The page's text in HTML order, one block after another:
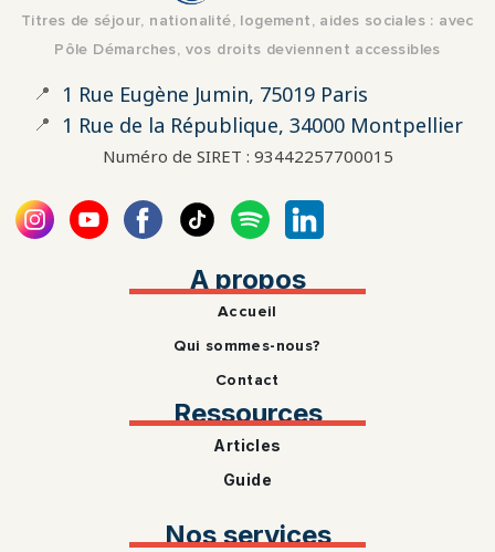
Titres de séjour, nationalité, logement, aides sociales : avec
Pôle Démarches, vos droits deviennent accessibles
📍 1 Rue Eugène Jumin, 75019 Paris
📍 1 Rue de la République, 34000 Montpellier
Numéro de SIRET : 93442257700015
A propos
Accueil
Qui sommes-nous?
Contact
Ressources
Articles
Guide
Nos services